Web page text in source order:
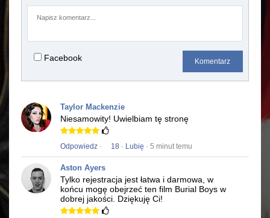
Facebook Komentarz
Taylor Mackenzie
Niesamowity! Uwielbiam tę stronę
Odpowiedz · 18 · Lubię · 5 minut temu
Aston Ayers
Tylko rejestracja jest łatwa i darmowa, w
końcu mogę obejrzeć ten film Burial Boys w
dobrej jakości. Dziękuję Ci!